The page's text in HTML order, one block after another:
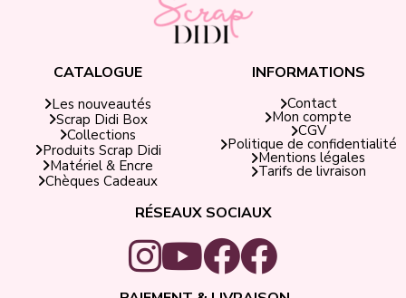
CATALOGUE
Les nouveautés
Scrap Didi Box
Collections
Produits Scrap Didi
Matériel & Encre
Chèques Cadeaux
INFORMATIONS
Contact
Mon compte
CGV
Politique de confidentialité
Mentions légales
Tarifs de livraison
RÉSEAUX SOCIAUX